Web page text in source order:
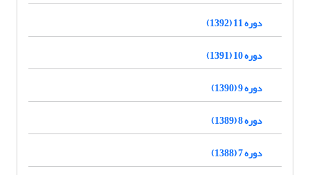
دوره 11 (1392)
دوره 10 (1391)
دوره 9 (1390)
دوره 8 (1389)
دوره 7 (1388)